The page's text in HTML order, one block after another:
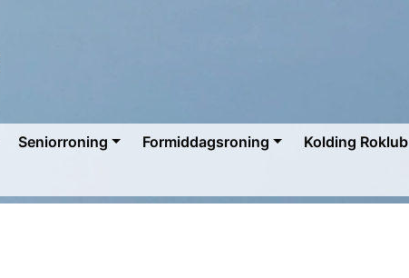
Seniorroning Formiddagsroning Kolding Roklub